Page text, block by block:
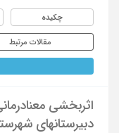
چکیده
مقالات مرتبط
اثربخشی
دبیرستانهای